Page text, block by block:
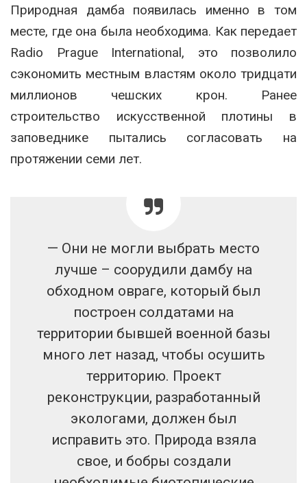
Природная дамба появилась именно в том
месте, где она была необходима. Как передает
Radio Prague International, это позволило
сэкономить местным властям около тридцати
миллионов чешских крон. Ранее
строительство искусственной плотины в
заповеднике пытались согласовать на
протяжении семи лет.
—‬ Они не могли выбрать место
лучше – соорудили дамбу на
обходном овраге, который был
построен солдатами на
территории бывшей военной базы
много лет назад, чтобы осушить
территорию. Проект
реконструкции, разработанный
экологами, должен был
исправить это. Природа взяла
свое, и бобры создали